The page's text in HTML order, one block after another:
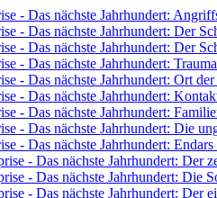
- Das nächste Jahrhundert:
- Das nächste Jahrhundert: Der
- Das nächste Jahrhundert: Der
- Das nächste Jahrhundert:
- Das nächste Jahrhundert: Ort
- Das nächste Jahrhundert:
- Das nächste Jahrhundert:
- Das nächste Jahrhundert: Die
- Das nächste Jahrhundert: Endars
- Das nächste Jahrhundert: Der
- Das nächste Jahrhundert: Die
- Das nächste Jahrhundert: Der